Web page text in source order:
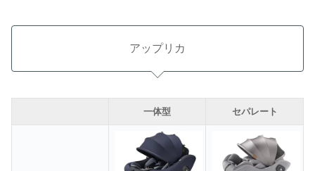
アップリカ
一体型 セパレート